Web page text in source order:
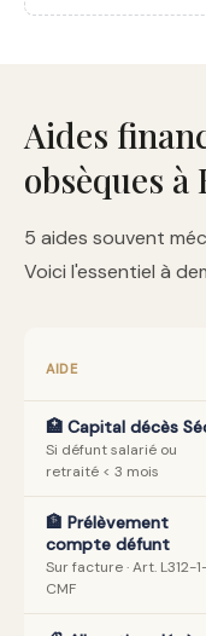
Aides
obsèques
5 aides souvent
Voici l'essentiel à
AIDE
🏥 Capital décès
Si défunt salarié ou
retraité < 3 mois
🏦 Prélèvement
compte défunt
Sur facture · Art. L312-
CMF